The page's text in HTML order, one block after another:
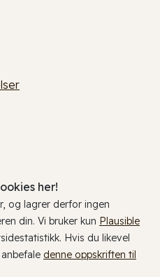
her!
og lagrer derfor ingen
din. Vi bruker kun Plausible
Hvis du likevel
denne oppskriften til